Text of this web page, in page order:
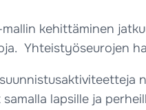
kehittäminen
Yhteistyöseurojen
lapsille ja